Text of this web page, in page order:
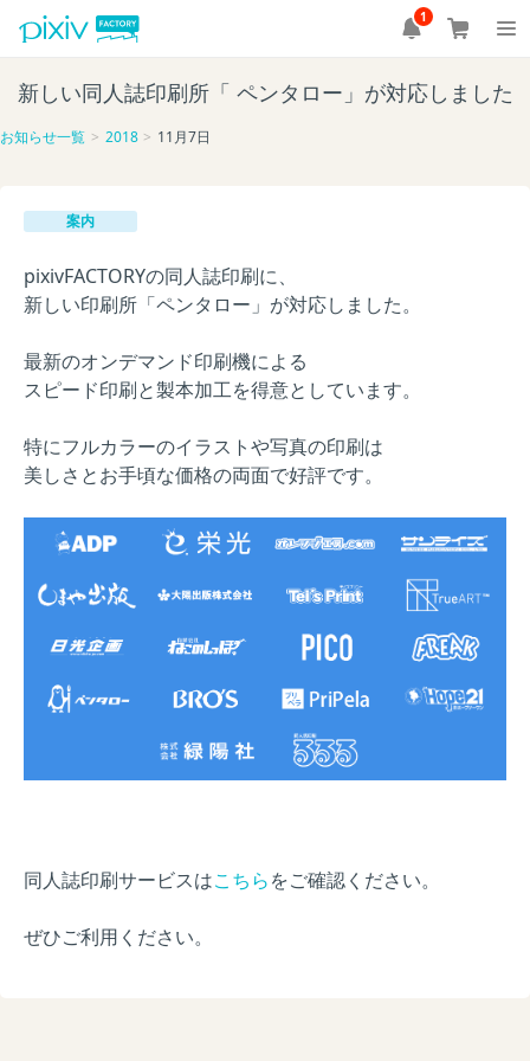
1
新しい同人誌印刷所「 ペンタロー」が対応しました
お知らせ一覧 2018 11月7日
案内
pixivFACTORYの同人誌印刷に、
新しい印刷所「ペンタロー」が対応しました。
最新のオンデマンド印刷機による
スピード印刷と製本加工を得意としています。
特にフルカラーのイラストや写真の印刷は
美しさとお手頃な価格の両面で好評です。
同人誌印刷サービスはこちらをご確認ください。
ぜひご利用ください。